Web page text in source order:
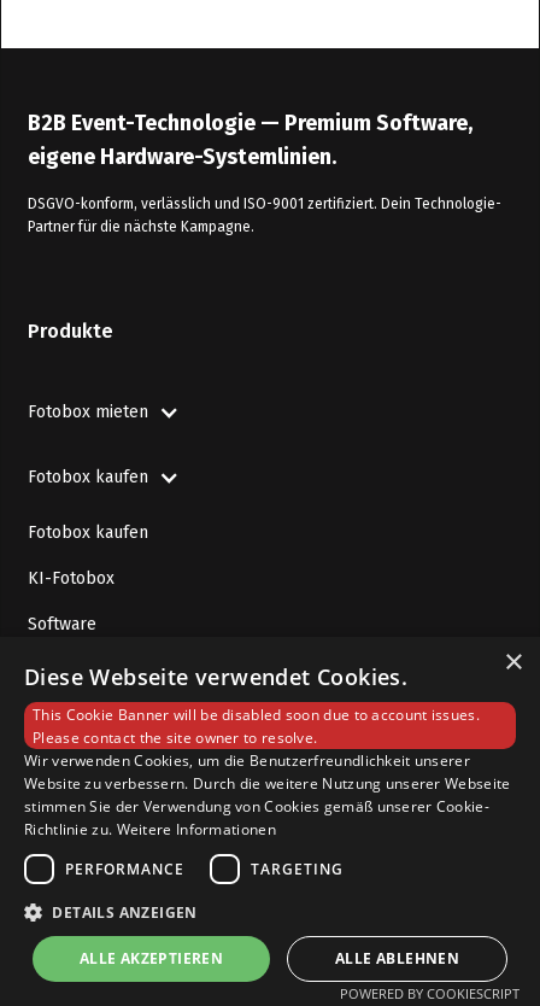
B2B Event-Technologie — Premium Software,
eigene Hardware-Systemlinien.
DSGVO-konform, verlässlich und ISO-9001 zertifiziert. Dein Technologie-
Partner für die nächste Kampagne.
Produkte
Fotobox mieten
Fotobox kaufen
Fotobox kaufen
KI-Fotobox
Software
Hardware
Einsatzfelder
Awardverleihung
Brand Activation
Firmenfeier
Firmensommerfest
×
Diese Webseite verwendet Cookies.
This Cookie Banner will be disabled soon due to account issues.
Please contact the site owner to resolve.
Wir verwenden Cookies, um die Benutzerfreundlichkeit unserer
Website zu verbessern. Durch die weitere Nutzung unserer Webseite
stimmen Sie der Verwendung von Cookies gemäß unserer Cookie-
Richtlinie zu. Weitere Informationen
PERFORMANCE
TARGETING
DETAILS ANZEIGEN
ALLE AKZEPTIEREN ALLE ABLEHNEN
POWERED BY COOKIESCRIPT